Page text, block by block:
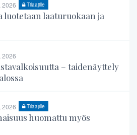
2026 Tilaajille
luotetaan laaturuokaan ja
2026
– taidenäyttely
2026 Tilaajille
huomattu myös